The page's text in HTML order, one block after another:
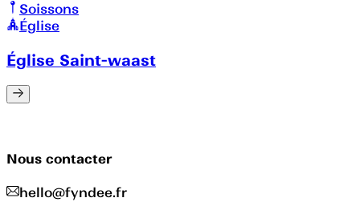
Soissons
Église
Église Saint-waast
Nous contacter
hello@fyndee.fr